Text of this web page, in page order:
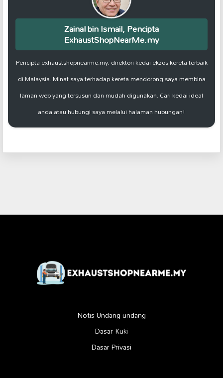
Zainal bin Ismail, Pencipta
ExhaustShopNearMe.my
Pencipta exhaustshopnearme.my, direktori kedai ekzos kereta terbaik
di Malaysia. Minat saya terhadap kereta mendorong saya membina
laman web yang tersusun dan mudah digunakan. Cari kedai ideal
anda atau hubungi saya melalui halaman hubungan!
Notis Undang-undang
Dasar Kuki
Dasar Privasi